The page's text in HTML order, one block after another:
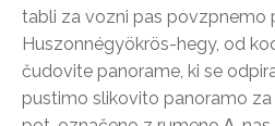
tabli za vozni pas povzpnemo
Huszonnégyökrös-hegy, od
čudovite panorame, ki se
pustimo slikovito panoramo